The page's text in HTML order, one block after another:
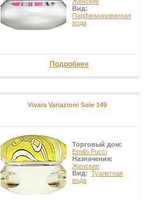
летнего солнца, дивные
ароматы от (Emilio Pucci)Эмилио
Вид:
Парфюмированная
вода
Подробнее
Vivara Variazioni Sole 149
Торговый дом:
Emilio Pucci
Назначения:
Женские
Вид: Туалетная
вода